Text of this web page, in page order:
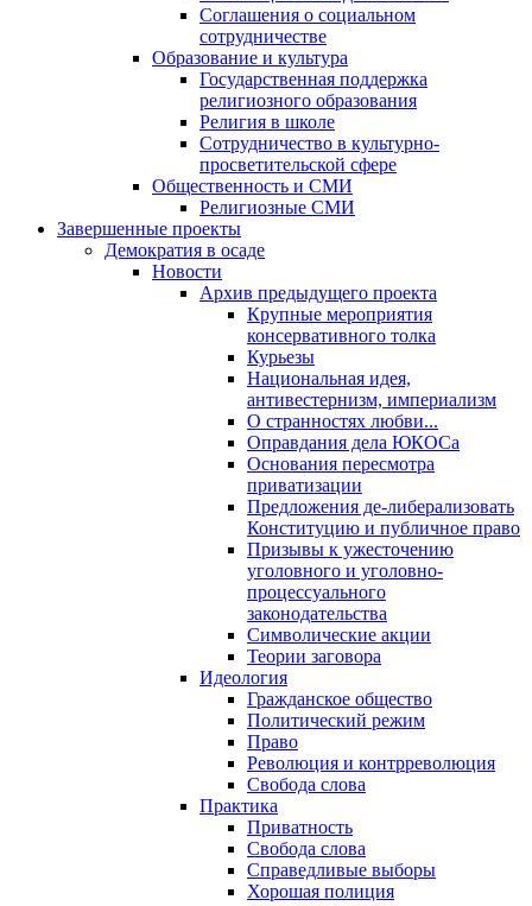
Соглашения о социальном
сотрудничестве
Образование и культура
Государственная поддержка
религиозного образования
Религия в школе
Сотрудничество в культурно-
просветительской сфере
Общественность и СМИ
Религиозные СМИ
Завершенные проекты
Демократия в осаде
Новости
Архив предыдущего проекта
Крупные мероприятия
консервативного толка
Курьезы
Национальная идея,
антивестернизм, империализм
О странностях любви...
Оправдания дела ЮКОСа
Основания пересмотра
приватизации
Предложения де-либерализовать
Конституцию и публичное право
Призывы к ужесточению
уголовного и уголовно-
процессуального
законодательства
Символические акции
Теории заговора
Идеология
Гражданское общество
Политический режим
Право
Революция и контрреволюция
Свобода слова
Практика
Приватность
Свобода слова
Справедливые выборы
Хорошая полиция